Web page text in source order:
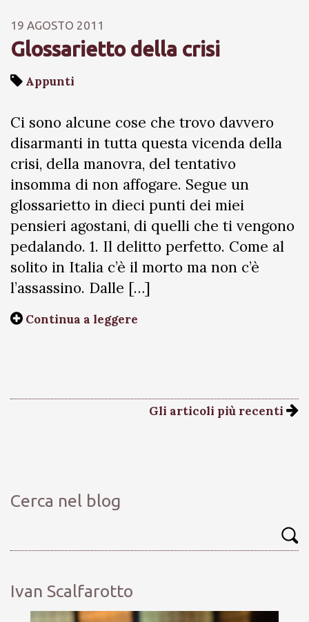
19 AGOSTO 2011
Glossarietto della crisi
Appunti
Ci sono alcune cose che trovo davvero
disarmanti in tutta questa vicenda della
crisi, della manovra, del tentativo
insomma di non affogare. Segue un
glossarietto in dieci punti dei miei
pensieri agostani, di quelli che ti vengono
pedalando. 1. Il delitto perfetto. Come al
solito in Italia c’è il morto ma non c’è
l’assassino. Dalle […]
Continua a leggere
Gli articoli più recenti
Cerca nel blog
Ivan Scalfarotto